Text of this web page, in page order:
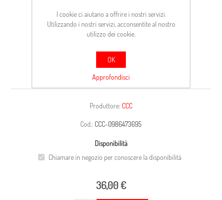
CARCASSA
Produttore: CCC
Cod.: CCC-0986473695
Disponibilità
Chiamare in negozio per conoscere la disponibilità
36,00 €
I cookie ci aiutano a offrire i nostri servizi.
Utilizzando i nostri servizi, acconsentite al nostro
utilizzo dei cookie.
OK
Approfondisci